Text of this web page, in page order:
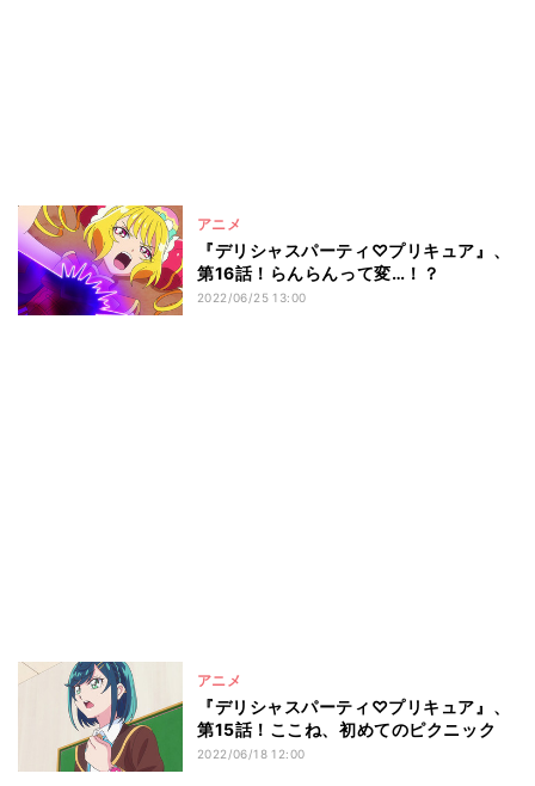
アニメ
『デリシャスパーティ♡プリキュア』、
第16話！らんらんって変…！？
2022/06/25 13:00
アニメ
『デリシャスパーティ♡プリキュア』、
第15話！ここね、初めてのピクニック
2022/06/18 12:00